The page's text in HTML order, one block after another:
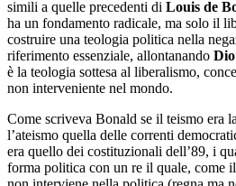
simili a quelle precedenti di Louis de
ha un fondamento radicale, ma solo il
costruire una teologia politica nella
riferimento essenziale, allontanando
è la teologia sottesa al liberalismo,
non interveniente nel mondo.
Come scriveva Bonald se il teismo era
l’ateismo quella delle correnti
era quello dei costituzionali dell’89, i
forma politica con un re il quale, come